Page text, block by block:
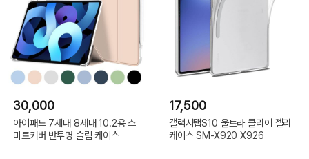
30,000
아이패드 7세대 8세대 10.2용 스
마트커버 반투명 슬림 케이스
17,500
갤럭시탭S10 울트라 클리어 젤리
케이스 SM-X920 X926